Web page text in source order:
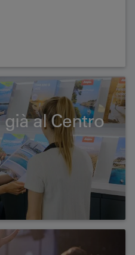
al Centro